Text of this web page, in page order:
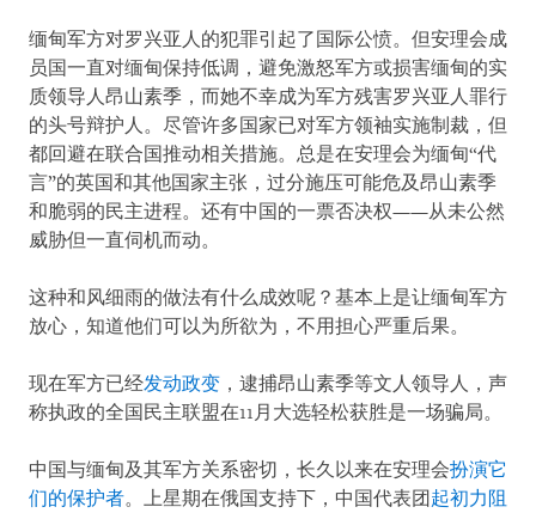
缅甸军方对罗兴亚人的犯罪引起了国际公愤。但安理会成
员国一直对缅甸保持低调，避免激怒军方或损害缅甸的实
质领导人昂山素季，而她不幸成为军方残害罗兴亚人罪行
的头号辩护人。尽管许多国家已对军方领袖实施制裁，但
都回避在联合国推动相关措施。总是在安理会为缅甸“代
言”的英国和其他国家主张，过分施压可能危及昂山素季
和脆弱的民主进程。还有中国的一票否决权——从未公然
威胁但一直伺机而动。
这种和风细雨的做法有什么成效呢？基本上是让缅甸军方
放心，知道他们可以为所欲为，不用担心严重后果。
现在军方已经发动政变 ，逮捕昂山素季等文人领导人，声
称执政的全国民主联盟在11月大选轻松获胜是一场骗局。
中国与缅甸及其军方关系密切，长久以来在安理会扮演它
们的保护者。上星期在俄国支持下，中国代表团 起初力阻